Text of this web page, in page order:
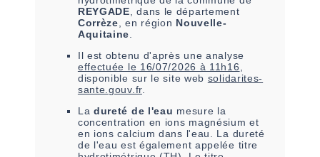
REYGADE , dans le département
Corrèze , en région Nouvelle-
Aquitaine
Il est obtenu d'après une analyse
effectuée le 16/07/2026 à 11h16
disponible sur le site web solidarites-
sante.gouv.fr.
La dureté de l'eau mesure la
concentration en ions magnésium et
en ions calcium dans l'eau. La dureté
de l'eau est également appelée titre